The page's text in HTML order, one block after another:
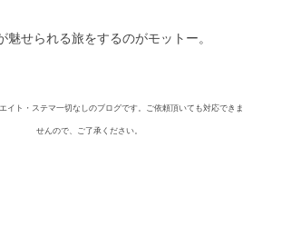
魅せられる旅をするのがモットー。
イト・ステマ一切なしのブログです。ご依頼頂いても対応できま
せんので、ご了承ください。